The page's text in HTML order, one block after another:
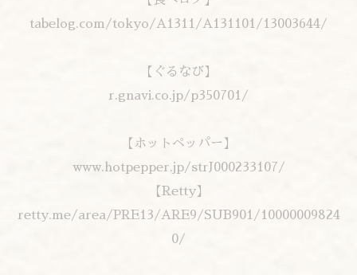
tabelog.com/tokyo/A1311/A131101/13003644/
【ぐるなび】
r.gnavi.co.jp/p350701/
【ホットペッパー】
www.hotpepper.jp/strJ000233107/
【Retty】
retty.me/area/PRE13/ARE9/SUB901/10000009824
0/